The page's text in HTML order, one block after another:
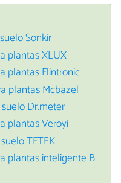
Sonkir
plantas XLUX
plantas Flintronic
plantas Mcbazel
Dr.meter
plantas Veroyi
TFTEK
plantas inteligente B